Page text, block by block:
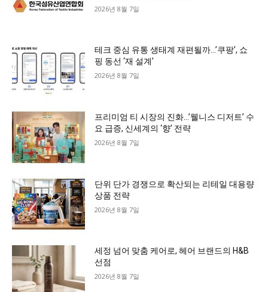
2026년 8월 7일
테크 중심 유통 생태계 재편될까…’쿠팡’, 쇼
핑 동선 ‘재 설계’
2026년 8월 7일
프리미엄 티 시장의 진화…’웰니스 디저트’ 수
요 급증, 신세계의 ‘향’ 전략
2026년 8월 7일
단위 단가 경쟁으로 확산되는 리테일 대용량
상품 전략
2026년 8월 7일
세정 넘어 맞춤 케어로, 헤어 브랜드의 H&B
선점
2026년 8월 7일